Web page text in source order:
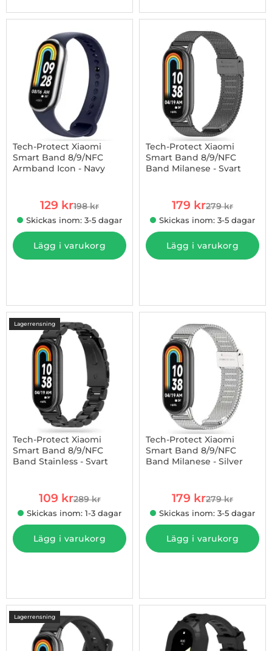
-35%
Tech-Protect Xiaomi
Smart Band 8/9/NFC
Armband Icon - Navy
rea pris
129 krtidigare pris
198 kr
Skickas inom: 3-5 dagar
Lägg i varukorg
Tech-Protect Xiaomi
Smart Band 8/9/NFC
Band Milanese - Svart
rea pris
179 krtidigare pris
279 kr
Skickas inom: 3-5 dagar
Lägg i varukorg
Lagerrensning
-62%
Tech-Protect Xiaomi
Smart Band 8/9/NFC
Band Stainless - Svart
rea pris
109 krtidigare pris
289 kr
Skickas inom: 1-3 dagar
Lägg i varukorg
Tech-Protect Xiaomi
Smart Band 8/9/NFC
Band Milanese - Silver
rea pris
179 krtidigare pris
279 kr
Skickas inom: 3-5 dagar
Lägg i varukorg
Lagerrensning
-66%